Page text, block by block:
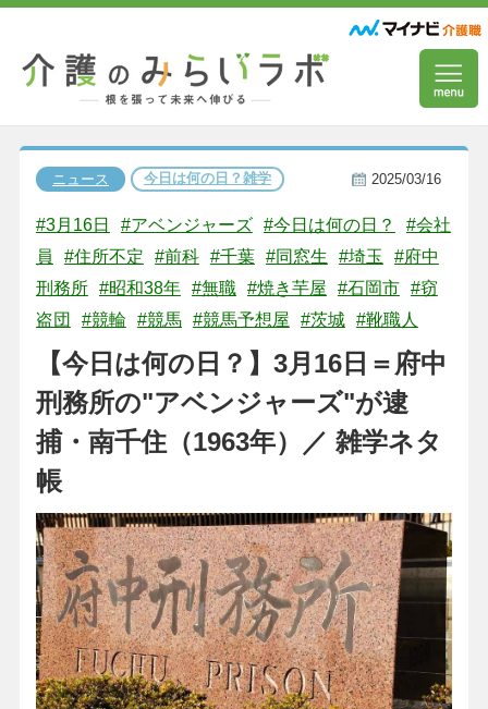
ニュース 今日は何の日？雑学 2025/03/16
#3月16日 #アベンジャーズ #今日は何の日？
#会社
員
#住所不定 #前科 #千葉 #同窓生 #埼玉
#府中
刑務所 #昭和38年 #無職 #焼き芋屋 #石岡市 #窃
盗団
#競輪 #競馬 #競馬予想屋 #茨城 #靴職人
【今日は何の日？】3月16日＝府中
刑務所の"アベンジャーズ"が逮
捕・南千住（1963年）／ 雑学ネタ
帳